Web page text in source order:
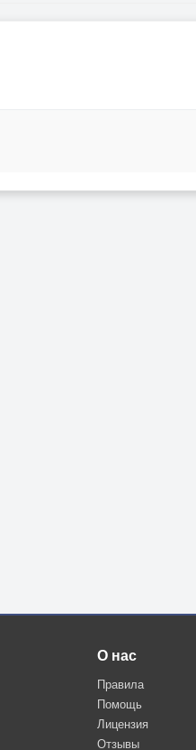
О нас
Правила
Помощь
Лицензия
Отзывы